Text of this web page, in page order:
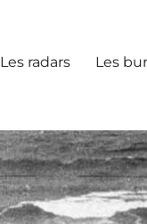
Les radars Les